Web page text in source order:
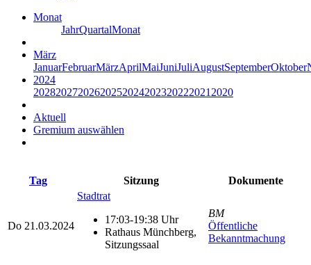
Monat
JahrQuartalMonat
März
JanuarFebruarMärzAprilMaiJuniJuliAugustSeptemberOktober
2024
20282027202620252024202320222021 2020
Aktuell
Gremium auswählen
Tag Sitzung Dokumente
Do 21.03.2024
Stadtrat
17:03-19:38 Uhr
Rathaus Münchberg,
Sitzungssaal
BM
Öffentliche
Bekanntmachung